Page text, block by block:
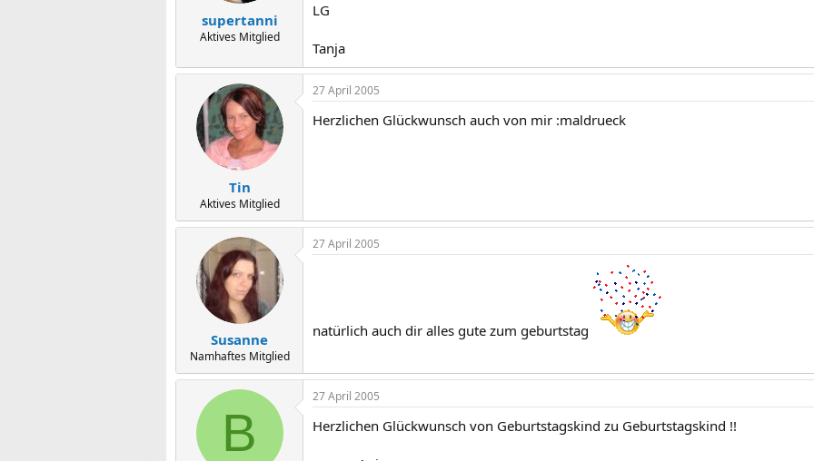
supertanni
Aktives Mitglied
LG
Tanja
Tin
Aktives Mitglied
27 April 2005
Herzlichen Glückwunsch auch von mir :maldrueck
Susanne
Namhaftes Mitglied
27 April 2005
natürlich auch dir alles gute zum geburtstag
B
27 April 2005
Herzlichen Glückwunsch von Geburtstagskind zu Geburtstagskind !!